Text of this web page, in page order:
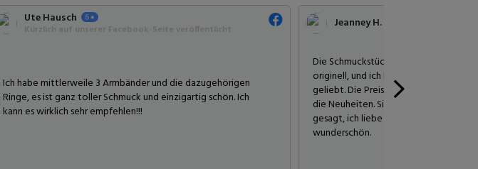
Ute Hausch
Ich habe mittlerweile 3 Armbänder und die dazugehörigen
Ringe, es ist ganz toller Schmuck und einzigartig schön. Ich
kann es wirklich sehr empfehlen!!!
Jeanney H.
Die Schmuckstücke von Anna sind
originell, und ich habe schon immer
geliebt. Die Preise sind ebenfalls in
die Neuheiten. Sie sucht immer nach
gesagt, ich liebe besonders die
wunderschön.